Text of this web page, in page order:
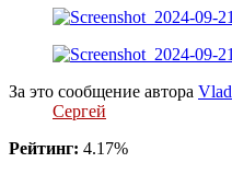
За это сообщение автора
Сергей
Рейтинг: 4.17%